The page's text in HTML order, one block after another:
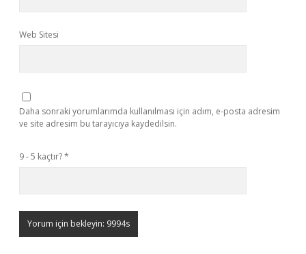
Web Sitesi
Daha sonraki yorumlarımda kullanılması için adım, e-posta adresim
ve site adresim bu tarayıcıya kaydedilsin.
9 - 5 kaçtır?*